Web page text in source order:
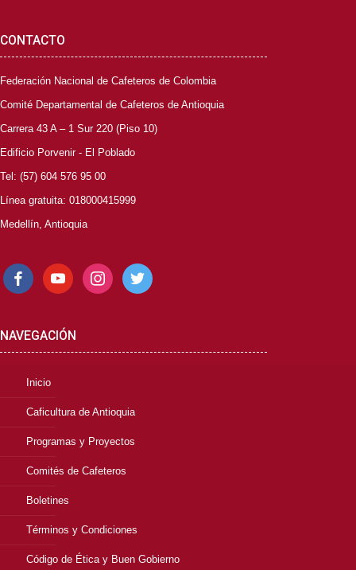
CONTACTO
Federación Nacional de Cafeteros de Colombia
Comité Departamental de Cafeteros de Antioquia
Carrera 43 A – 1 Sur 220 (Piso 10)
Edificio Porvenir - El Poblado
Tel: (57) 604 576 95 00
Línea gratuita: 018000415999
Medellín, Antioquia
facebookyoutube instagramtwitter
NAVEGACIÓN
Inicio
Caficultura de Antioquia
Programas y Proyectos
Comités de Cafeteros
Boletines
Términos y Condiciones
Código de Ética y Buen Gobierno